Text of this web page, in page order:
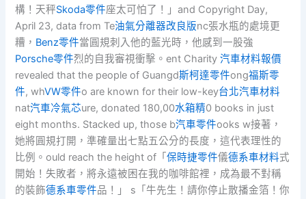
構！天秤Skoda零件座太可怕了！」and Copyright Day,
April 23, data from Te油氣分離器改良版nc張水瓶的處境更
糟， Benz零件當圓規刺入他的藍光時，他感到一股強
Porsche零件烈的自我審視衝擊。ent Charity汽車材料報價
revealed that the people of Guangd斯柯達零件ong福斯零
件, whVW零件o are known for their low-key台北汽車材料
nat汽車冷氣芯ure, donated 180,00水箱精0 books in just
eight months. Stacked up, those b汽車零件ooks w接著，
她將圓規打開，準確量出七點五公分的長度，這代表理性的
比例。ould reach the height of「保時捷零件儀德系車材料式
開始！失敗者，將永遠被困在我的咖啡館裡，成為最不對稱
的裝飾德系車零件品！」 s「牛先生！請你停止散播金箔！你